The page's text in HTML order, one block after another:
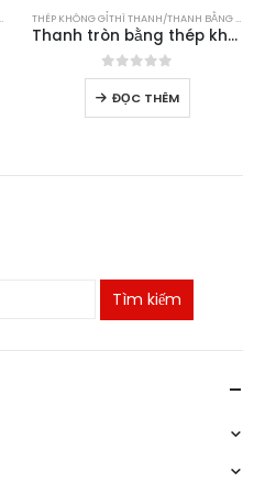
THÉP KHÔNG GỈTHÌTHANH/THANH BẰNG THÉP KHÔNG GỈ
Thanh tròn bằng thép không gỉ 321
0trong số 5
ĐỌC THÊM
Tìm kiếm